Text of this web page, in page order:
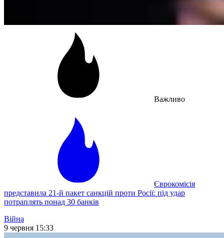
Важливо
Єврокомісія
представила 21-й пакет санкцій проти Росії: під удар
потраплять понад 30 банків
Війна
9 червня 15:33